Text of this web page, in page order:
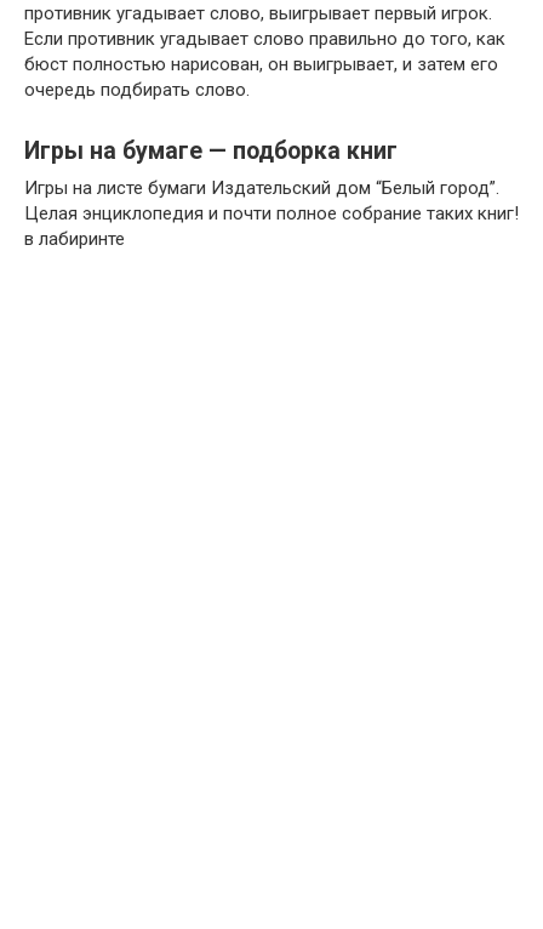
противник угадывает слово, выигрывает первый игрок.
Если противник угадывает слово правильно до того, как
бюст полностью нарисован, он выигрывает, и затем его
очередь подбирать слово.
Игры на бумаге — подборка книг
Игры на листе бумаги Издательский дом “Белый город”.
Целая энциклопедия и почти полное собрание таких книг!
в лабиринте